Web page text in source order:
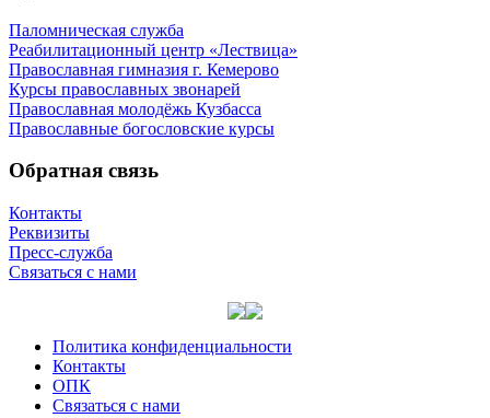
Паломническая служба
Реабилитационный центр «Лествица»
Православная гимназия г. Кемерово
Курсы православных звонарей
Православная молодёжь Кузбасса
Православные богословские курсы
Обратная связь
Контакты
Реквизиты
Пресс-служба
Связаться с нами
Политика конфиденциальности
Контакты
ОПК
Связаться с нами